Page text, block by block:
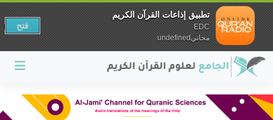
تطبيق إذاعات القرآن الكريم
EDC
مجانيundefined
فتح